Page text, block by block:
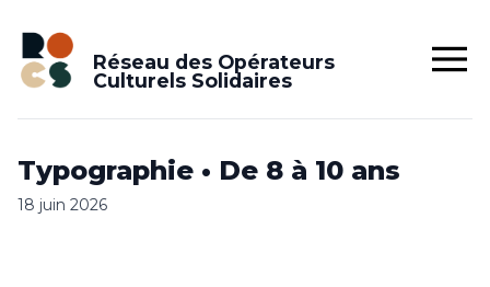
Réseau des Opérateurs
Culturels Solidaires
Typographie • De 8 à 10 ans
18 juin 2026